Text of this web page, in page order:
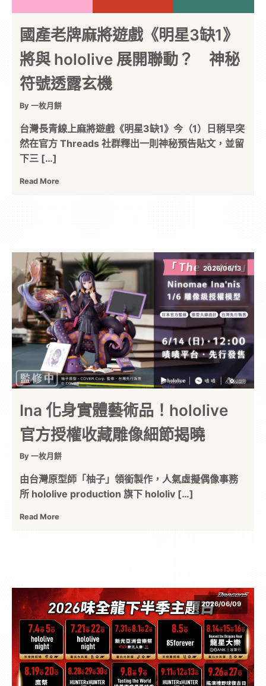
國產老牌麻將遊戲《明星3缺1》
將與 hololive 展開聯動？ 神秘
符號透露玄機
By 一枚月餅
台灣長青線上麻將遊戲《明星3缺1》今（1）日稍早突
然在官方 Threads 社群釋出一則神秘預告貼文，並留
下三 […]
Read More
2026/06/13
Ina 化身實體藝術品！hololive
官方授權收藏雕像細節揭曉
By 一枚月餅
由台灣原型師「柚子」領銜製作，人氣虛擬偶像事務
所 hololive production 旗下 hololiv […]
Read More
2026/06/09